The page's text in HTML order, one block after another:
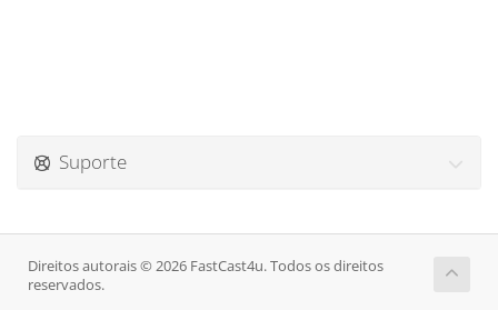
Suporte
Direitos autorais © 2026 FastCast4u. Todos os direitos
reservados.